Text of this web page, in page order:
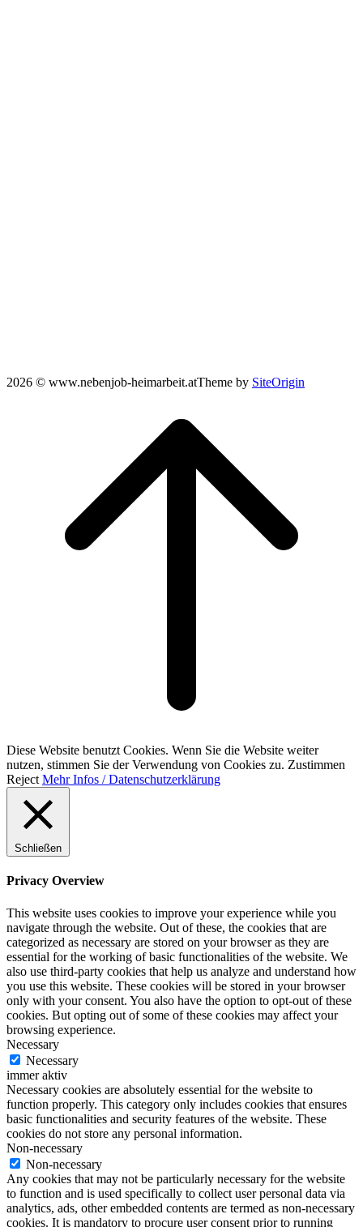
2026 © www.nebenjob-heimarbeit.atTheme by SiteOrigin
Diese Website benutzt Cookies. Wenn Sie die Website weiter
nutzen, stimmen Sie der Verwendung von Cookies zu. Zustimmen
Reject Mehr Infos / Datenschutzerklärung
Schließen
Privacy Overview
This website uses cookies to improve your experience while you
navigate through the website. Out of these, the cookies that are
categorized as necessary are stored on your browser as they are
essential for the working of basic functionalities of the website. We
also use third-party cookies that help us analyze and understand how
you use this website. These cookies will be stored in your browser
only with your consent. You also have the option to opt-out of these
cookies. But opting out of some of these cookies may affect your
browsing experience.
Necessary
Necessary
immer aktiv
Necessary cookies are absolutely essential for the website to
function properly. This category only includes cookies that ensures
basic functionalities and security features of the website. These
cookies do not store any personal information.
Non-necessary
Non-necessary
Any cookies that may not be particularly necessary for the website
to function and is used specifically to collect user personal data via
analytics, ads, other embedded contents are termed as non-necessary
cookies. It is mandatory to procure user consent prior to running